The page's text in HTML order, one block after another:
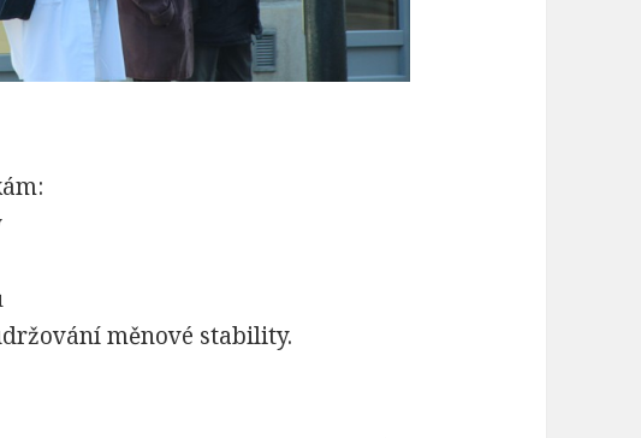
měnové stability.